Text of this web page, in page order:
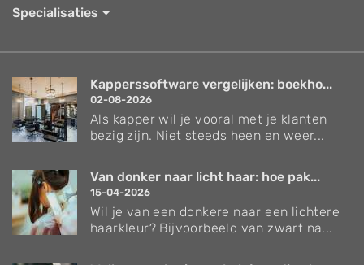
Specialisaties
Kapperssoftware vergelijken: boekho...
02-08-2026
Als kapper wil je vooral met je klanten
bezig zijn. Niet steeds heen en weer...
Van donker naar licht haar: hoe pak...
15-04-2026
Wil je van een donkere naar een lichtere
haarkleur? Bijvoorbeeld van zwart na...